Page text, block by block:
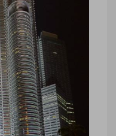
Kuala
Lumpur